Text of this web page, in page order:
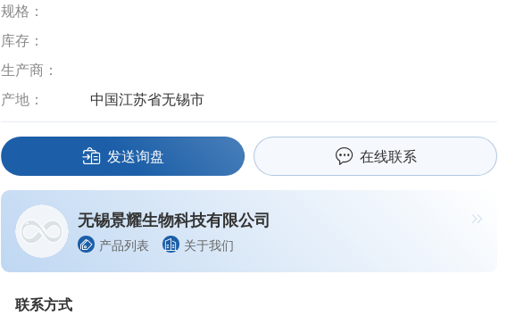
规格：
库存：
生产商：
产地：
中国江苏省无锡市
发送询盘 在线联系
无锡景耀生物科技有限公司
产品列表 关于我们
联系方式